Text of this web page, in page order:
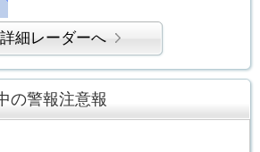
詳細レーダーへ
の警報注意報